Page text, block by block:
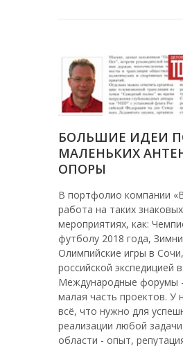
БОЛЬШИЕ ИДЕИ
МАЛЕНЬКИХ
ОПОРЫ
В портфолио компании
работа на таких знаковых
мероприятиях, как:
футболу 2018 года,
Олимпийские игры в
российской экспедицией
Международные форумы
малая часть проектов. У
всё, что нужно для
реализации любой
области - опыт,